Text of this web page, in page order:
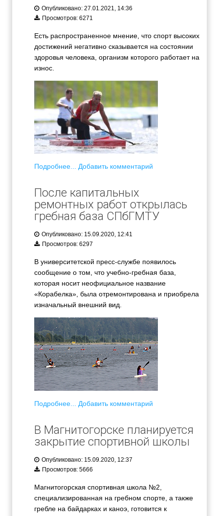
Опубликовано: 27.01.2021, 14:36
Просмотров: 6271
Есть распространенное мнение, что спорт высоких
достижений негативно сказывается на состоянии
здоровья человека, организм которого работает на
износ.
Подробнее... Добавить комментарий
После капитальных
ремонтных работ открылась
гребная база СПбГМТУ
Опубликовано: 15.09.2020, 12:41
Просмотров: 6297
В университетской пресс-службе появилось
сообщение о том, что учебно-гребная база,
которая носит неофициальное название
«Корабелка», была отремонтирована и приобрела
изначальный внешний вид.
Подробнее... Добавить комментарий
В Магнитогорске планируется
закрытие спортивной школы
Опубликовано: 15.09.2020, 12:37
Просмотров: 5666
Магнитогорская спортивная школа №2,
специализированная на гребном спорте, а также
гребле на байдарках и каноэ, готовится к